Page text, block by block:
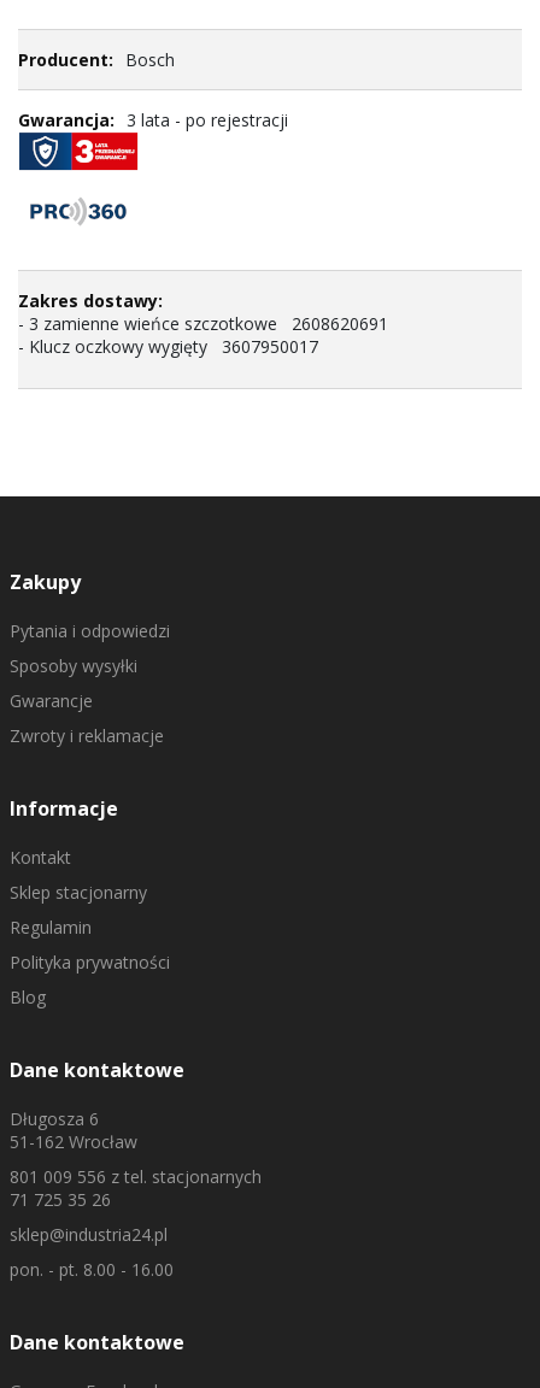
Bosch
3 lata - po rejestracji
- 3 zamienne wieńce szczotkowe 2608620691
- Klucz oczkowy wygięty 3607950017
Zakupy
Pytania i odpowiedzi
Sposoby wysyłki
Gwarancje
Zwroty i reklamacje
Informacje
Kontakt
Sklep stacjonarny
Regulamin
Polityka prywatności
Blog
Dane kontaktowe
Długosza 6
51-162 Wrocław
801 009 556 z tel. stacjonarnych
71 725 35 26
sklep@industria24.pl
pon. - pt. 8.00 - 16.00
Dane kontaktowe